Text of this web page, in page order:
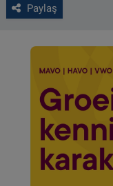
Paylaş